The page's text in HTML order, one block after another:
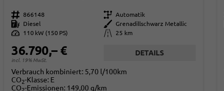
Fahrzeugnr. 866148 Getriebe Automatik
Kraftstoff
Diesel Außenfarbe
Grenadillschwarz Metallic
Leistung
110 kW (150 PS) Kilometerstand 25 km
36.790,– €
incl. 19% MwSt.
DETAILS
Verbrauch kombiniert: 5,70 l/100km
CO2-Klasse: E
CO -Emissionen: 149,00 g/km